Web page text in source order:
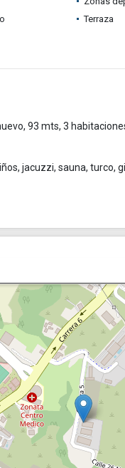
Terraza
93 mts, 3
jacuzzi, sauna, turco,